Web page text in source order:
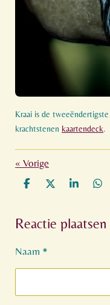
Kraai is de
krachtstenen kaartendeck.
« Vorige
D
e
n
D
l
S
r
e
D
e
n
Reactie plaatsen
Naam *